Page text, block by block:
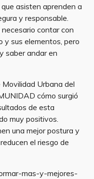
asisten aprenden a
y responsable.
contar con
y sus elementos, pero
saber andar en
Movilidad Urbana del
cómo surgió
de esta
muy positivos.
una mejor postura y
el riesgo de
mas-y-mejores-